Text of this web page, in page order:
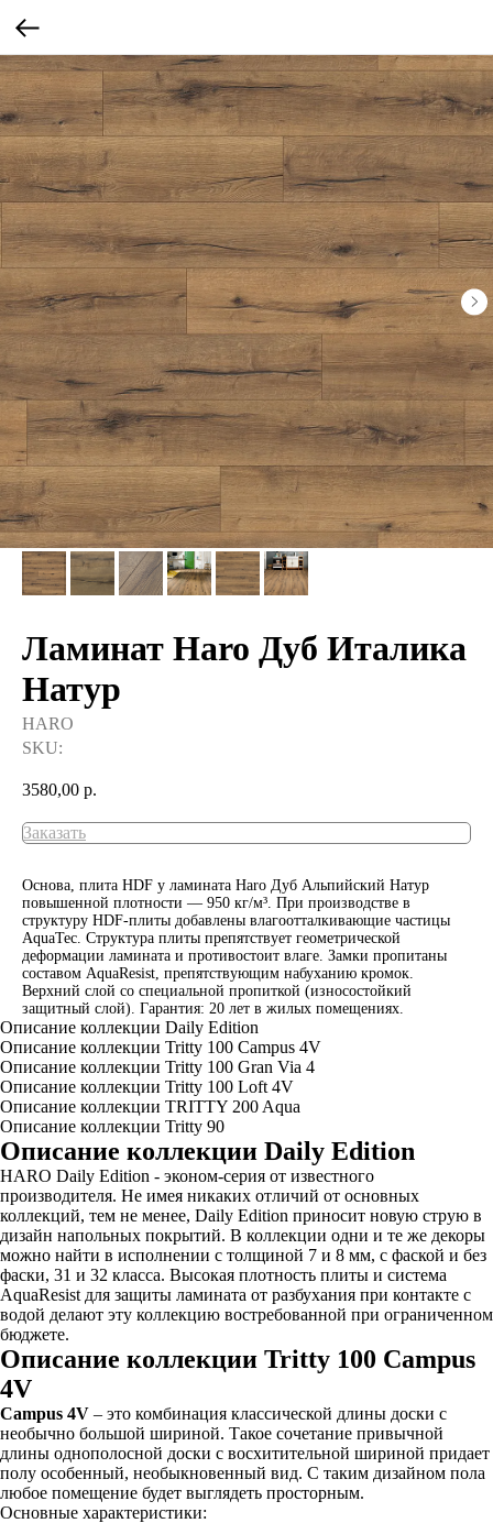
Ламинат Haro Дуб Италика
Натур
HARO
SKU:
3580,00 р.
Заказать
Основа, плита HDF у ламината Haro Дуб Альпийский Натур
повышенной плотности — 950 кг/м³. При производстве в
структуру HDF-плиты добавлены влагоотталкивающие частицы
AquaTec. Структура плиты препятствует геометрической
деформации ламината и противостоит влаге. Замки пропитаны
составом AquaResist, препятствующим набуханию кромок.
Верхний слой со специальной пропиткой (износостойкий
защитный слой). Гарантия: 20 лет в жилых помещениях.
Описание коллекции Daily Edition
Описание коллекции Tritty 100 Campus 4V
Описание коллекции Tritty 100 Gran Via 4
Описание коллекции Tritty 100 Loft 4V
Описание коллекции TRITTY 200 Aqua
Описание коллекции Tritty 90
Описание коллекции Daily Edition
HARO Daily Edition - эконом-серия от известного
производителя. Не имея никаких отличий от основных
коллекций, тем не менее, Daily Edition приносит новую струю в
дизайн напольных покрытий. В коллекции одни и те же декоры
можно найти в исполнении с толщиной 7 и 8 мм, с фаской и без
фаски, 31 и 32 класса. Высокая плотность плиты и система
AquaResist для защиты ламината от разбухания при контакте с
водой делают эту коллекцию востребованной при ограниченном
бюджете.
Описание коллекции Tritty 100 Campus
4V
Campus 4V – это комбинация классической длины доски с
необычно большой шириной. Такое сочетание привычной
длины однополосной доски с восхитительной шириной придает
полу особенный, необыкновенный вид. С таким дизайном пола
любое помещение будет выглядеть просторным.
Основные характеристики: